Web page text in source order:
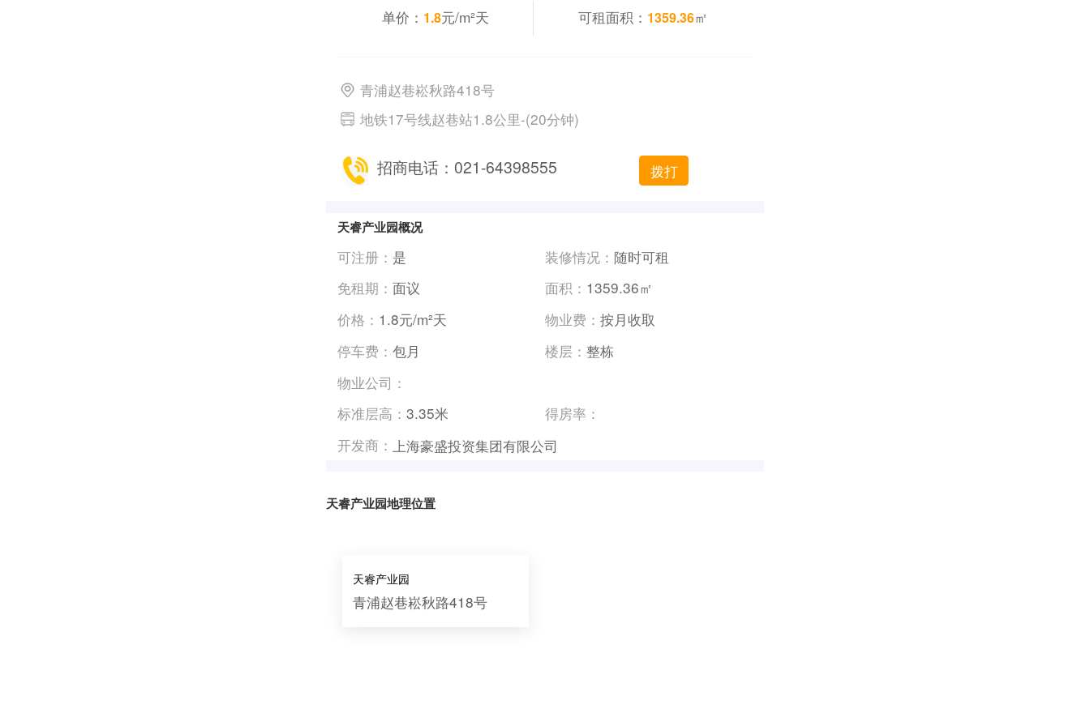
单价： 1.8元/m²天 可租面积： 1359.36㎡
青浦赵巷崧秋路418号
地铁17号线赵巷站1.8公里-(20分钟)
招商电话：021-64398555 拨打
天睿产业园概况
可注册： 是 装修情况： 随时可租
免租期：面议 面积： 1359.36㎡
价格： 1.8元/m²天 物业费： 按月收取
停车费：包月 楼层： 整栋
物业公司：
标准层高：3.35米
得房率：
开发商： 上海豪盛投资集团有限公司
天睿产业园地理位置
天睿产业园
青浦赵巷崧秋路418号